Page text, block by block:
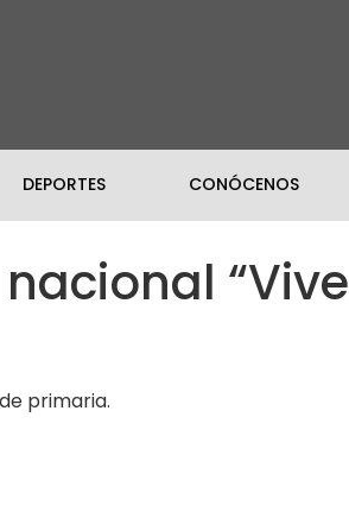
DEPORTES CONÓCENOS
“Vive
primaria.